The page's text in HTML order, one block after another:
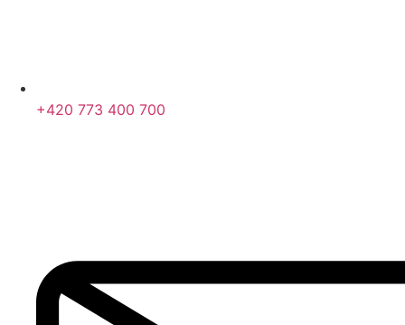
+420 773 400 700